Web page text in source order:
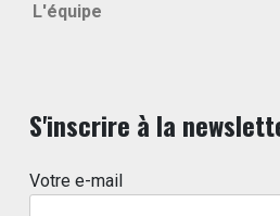
L'équipe
S'inscrire à la
Votre e-mail